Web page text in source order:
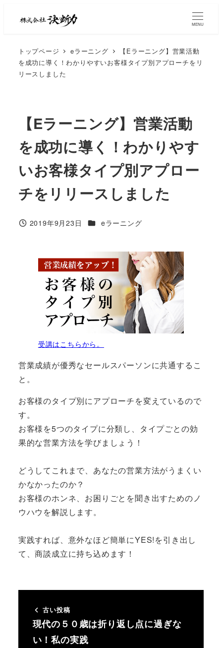
MENU
トップページ eラーニング
【Eラーニング】営業活動
を成功に導く！わかりやすいお客様タイプ別アプローチをリ
リースしました
【Eラーニング】営業活動
を成功に導く！わかりやす
いお客様タイプ別アプロー
チをリリースしました
2019年9月23日 eラーニング
受講はこちらから。
営業成績が優秀なセールスパーソンに共通するこ
と。
お客様のタイプ別にアプローチを変えているので
す。
お客様を5つのタイプに分類し、タイプごとの効
果的な営業方法を学びましょう！
どうしてこれまで、あなたの営業方法がうまくい
かなかったのか？
お客様のホンネ、お困りごとを聞き出すためのノ
ウハウを解説します。
実践すれば、意外なほど簡単にYES!を引き出し
て、商談成立に持ち込めます！
古い投稿
現代の５０歳は折り返し点に過ぎな
い！私の実践